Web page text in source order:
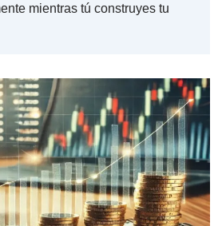
mientras tú construyes tu